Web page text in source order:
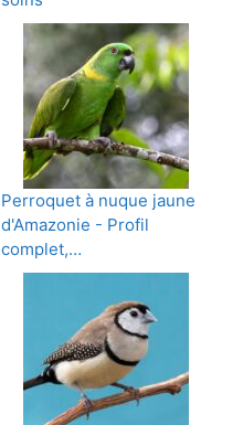
Perroquet à nuque jaune
d'Amazonie - Profil
complet,…